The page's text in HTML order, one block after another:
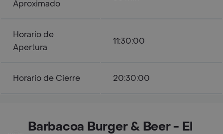
Aproximado
Horario de
Apertura
11:30:00
Horario de Cierre 20:30:00
Barbacoa Burger & Beer - El